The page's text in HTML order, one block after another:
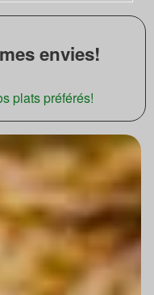
envies!
plats préférés!